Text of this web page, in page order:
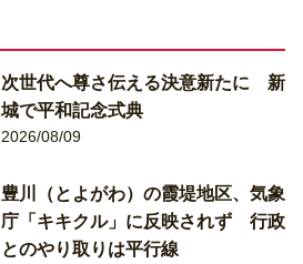
次世代へ尊さ伝える決意新たに 新
城で平和記念式典
2026/08/09
豊川（とよがわ）の霞堤地区、気象
庁「キキクル」に反映されず 行政
とのやり取りは平行線